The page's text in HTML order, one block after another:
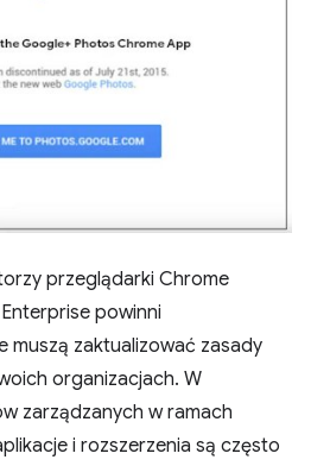
przeglądarki Chrome
powinni
muszą zaktualizować zasady
organizacjach. W
zarządzanych w ramach
i rozszerzenia są często